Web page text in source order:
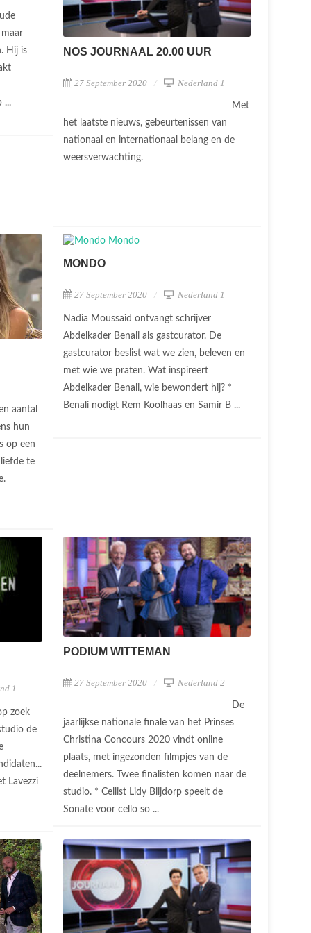
Hij is
...
NOS JOURNAAL 20.00 UUR
27 September 2020 Nederland 1
Met
het laatste nieuws, gebeurtenissen van
nationaal en internationaal belang en de
weersverwachting.
aantal
hun
op een
te
MONDO
27 September 2020 Nederland 1
Nadia Moussaid ontvangt schrijver
Abdelkader Benali als gastcurator. De
gastcurator beslist wat we zien, beleven en
met wie we praten. Wat inspireert
Abdelkader Benali, wie bewondert hij? *
Benali nodigt Rem Koolhaas en Samir B ...
1
zoek
de
Lavezzi
PODIUM WITTEMAN
27 September 2020 Nederland 2
De
jaarlijkse nationale finale van het Prinses
Christina Concours 2020 vindt online
plaats, met ingezonden filmpjes van de
deelnemers. Twee finalisten komen naar de
studio. * Cellist Lidy Blijdorp speelt de
Sonate voor cello so ...